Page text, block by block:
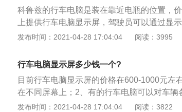
科鲁兹的行车电脑是装在靠近电瓶的位置，
上提供行车电脑显示屏，驾驶员可以通过显
车速等行车信息；2、科鲁兹行车电脑的功能
科鲁兹的行车电脑的操作：转向灯操作杆上
转的，扭动一下，行车电脑就显示一种信息
显示上了20L\/KM那个是瞬时耗油，一个油
短距离的里程，可以清0的那种；
发布时间：2021-04-28 17:04:04 阅读：3995
行车电脑显示屏多少钱一个?
目前行车电脑显示屏的价格在600-1000元左
在不同屏幕上；2、有的行车电脑可以对车
屏：位于车辆仪表盘中间的一个电子显示屏
发布时间：2021-04-28 17:04:04 阅读：3822